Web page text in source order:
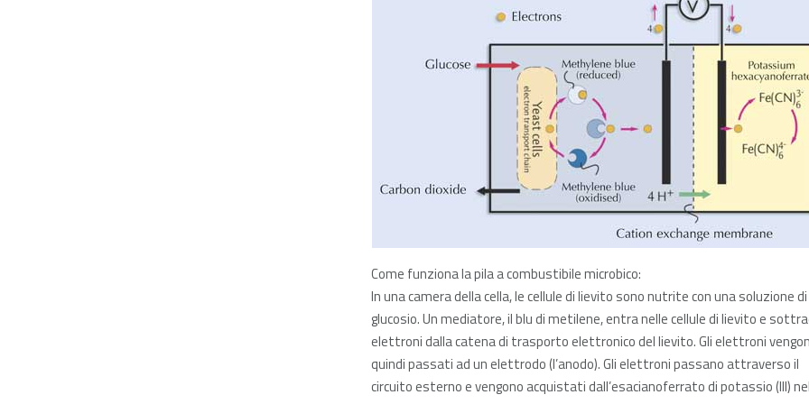
Come funziona la pila a combustibile microbico:
In una camera della cella, le cellule di lievito sono nutrite con una soluzione di
glucosio. Un mediatore, il blu di metilene, entra nelle cellule di lievito e
elettroni dalla catena di trasporto elettronico del lievito. Gli elettroni
quindi passati ad un elettrodo (l’anodo). Gli elettroni passano attraverso il
circuito esterno e vengono acquistati dall’esacianoferrato di potassio (III)